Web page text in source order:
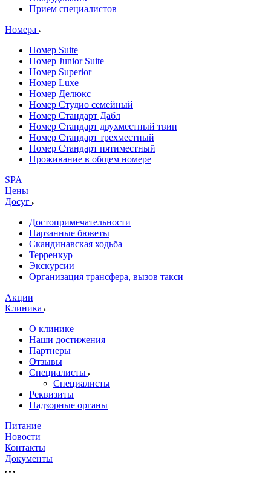
Прием специалистов
Номера
Номер Suite
Номер Junior Suite
Номер Superior
Номер Luxe
Номер Делюкс
Номер Студио семейный
Номер Стандарт Дабл
Номер Стандарт двухместный твин
Номер Стандарт трехместный
Номер Стандарт пятиместный
Проживание в общем номере
SPA
Цены
Досуг
Достопримечательности
Нарзанные бюветы
Скандинавская ходьба
Терренкур
Экскурсии
Организация трансфера, вызов такси
Акции
Клиника
О клинике
Наши достижения
Партнеры
Отзывы
Специалисты
Специалисты
Реквизиты
Надзорные органы
Питание
Новости
Контакты
Документы